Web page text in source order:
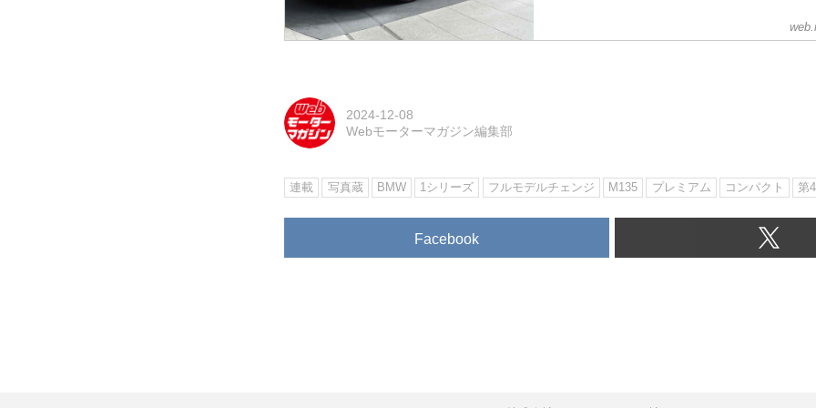
2024-12-08
Webモーターマガジン編集部
連載 写真蔵 BMW 1シリーズ フルモデルチェンジ M135 プレミアム コンパクト 第
Facebook